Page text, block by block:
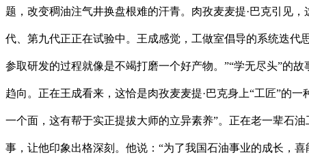
题，改变稠油注气井换盘根难的汗青。肉孜麦麦提·巴克引见
代、第九代正正在试验中。王成感觉，工做室倡导的系统迭代
参取研发的过程就像是不竭打磨一个好产物。”“学无尽头”的
趋向。正在王成看来，这恰是肉孜麦麦提·巴克身上“工匠”的
一个面，这有帮于实正提拔大师的立异素养”。正在老一辈石
事，让他印象出格深刻。他说：“为了我国石油事业的成长，